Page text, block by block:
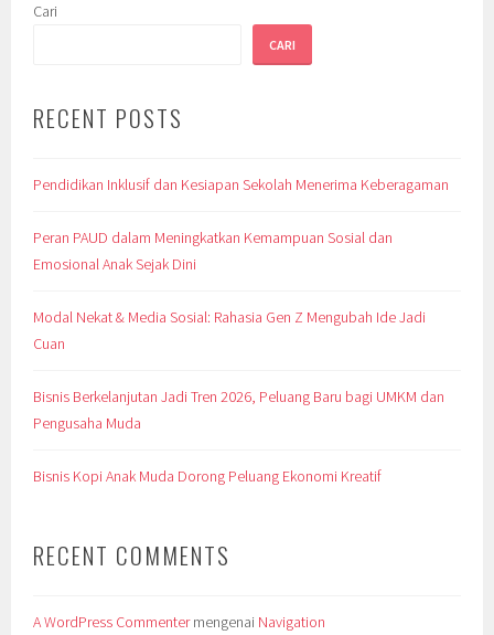
Cari
CARI
RECENT POSTS
Pendidikan Inklusif dan Kesiapan Sekolah Menerima Keberagaman
Peran PAUD dalam Meningkatkan Kemampuan Sosial dan
Emosional Anak Sejak Dini
Modal Nekat & Media Sosial: Rahasia Gen Z Mengubah Ide Jadi
Cuan
Bisnis Berkelanjutan Jadi Tren 2026, Peluang Baru bagi UMKM dan
Pengusaha Muda
Bisnis Kopi Anak Muda Dorong Peluang Ekonomi Kreatif
RECENT COMMENTS
A WordPress Commentermengenai Navigation